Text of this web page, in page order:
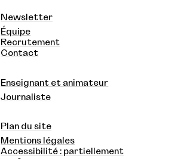
Newsletter
Équipe
Recrutement
Contact
Enseignant et animateur
Journaliste
Plan du site
Mentions légales
Accessibilité : partiellement